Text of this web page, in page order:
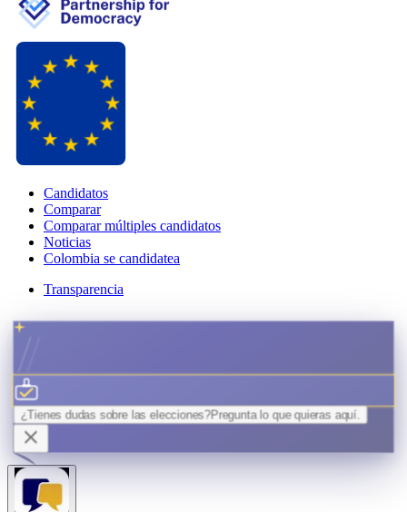
Candidatos
Comparar
Comparar múltiples candidatos
Noticias
Colombia se candidatea
Transparencia
¿Tienes dudas sobre las elecciones?Pregunta lo que quierasaquí.